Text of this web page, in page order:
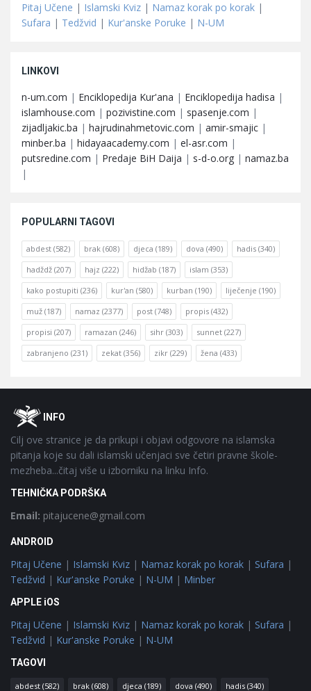
Pitaj Učene | Islamski Kviz | Namaz korak po korak |
Sufara | Tedžvid | Kur'anske Poruke | N-UM
LINKOVI
n-um.com | Enciklopedija Kur'ana | Enciklopedija hadisa |
islamhouse.com | pozivistine.com | spasenje.com |
zijadljakic.ba | hajrudinahmetovic.com | amir-smajic |
minber.ba | hidayaacademy.com | el-asr.com |
putsredine.com | Predaje BiH Daija | s-d-o.org | namaz.ba
|
POPULARNI TAGOVI
abdest (582) brak (608) djeca (189) dova (490) hadis (340)
hadždž (207) hajz (222) hidžab (187) islam (353)
kako postupiti (236) kur'an (580) kurban (190) liječenje (190)
muž (187) namaz (2377) post (748) propis (432)
propisi (207) ramazan (246) sihr (303) sunnet (227)
zabranjeno (231) zekat (356) zikr (229) žena (433)
FooterOINFO
Cilj ove stranice je da prikupi i objavi odgovore na islamska
pitanja koje su dali islamski učenjaci sve četiri pravne škole-
mezheba...čitaj više u izborniku na linku Info.
TEHNIČKA PODRŠKA
Email: pitajucene@gmail.com
ANDROID
Pitaj Učene | Islamski Kviz | Namaz korak po korak | Sufara |
Tedžvid | Kur'anske Poruke | N-UM | Minber
APPLE iOS
Pitaj Učene | Islamski Kviz | Namaz korak po korak | Sufara |
Tedžvid | Kur'anske Poruke | N-UM
TAGOVI
abdest (582) brak (608) djeca (189) dova (490) hadis (340)